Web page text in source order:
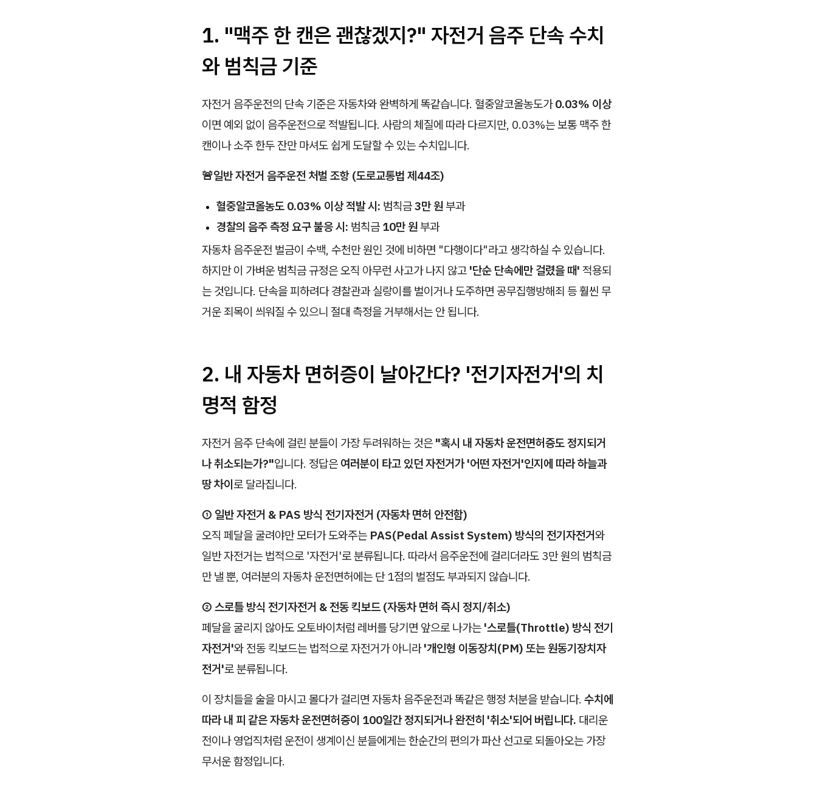
1. "맥주 한 캔은 괜찮겠지?" 자전거 음주 단속 수치
와 범칙금 기준
자전거 음주운전의 단속 기준은 자동차와 완벽하게 똑같습니다. 혈중알코올농도가0.03% 이상
이면 예외 없이 음주운전으로 적발됩니다. 사람의 체질에 따라 다르지만, 0.03%는 보통 맥주 한
캔이나 소주 한두 잔만 마셔도 쉽게 도달할 수 있는 수치입니다.
🚨일반 자전거 음주운전 처벌 조항 (도로교통법 제44조)
혈중알코올농도 0.03% 이상 적발 시: 범칙금3만 원부과
경찰의 음주 측정 요구 불응 시: 범칙금 10만 원부과
자동차 음주운전 벌금이 수백, 수천만 원인 것에 비하면 "다행이다"라고 생각하실 수 있습니다.
하지만 이 가벼운 범칙금 규정은 오직 아무런 사고가 나지 않고 '단순 단속에만 걸렸을 때' 적용되
는 것입니다. 단속을 피하려다 경찰관과 실랑이를 벌이거나 도주하면 공무집행방해죄 등 훨씬 무
거운 죄목이 씌워질 수 있으니 절대 측정을 거부해서는 안 됩니다.
2. 내 자동차 면허증이 날아간다? '전기자전거'의 치
명적 함정
자전거 음주 단속에 걸린 분들이 가장 두려워하는 것은 "혹시 내 자동차 운전면허증도 정지되거
나 취소되는가?"입니다. 정답은 여러분이 타고 있던 자전거가 '어떤 자전거'인지에 따라 하늘과
땅 차이로 달라집니다.
① 일반 자전거 & PAS 방식 전기자전거 (자동차 면허 안전함)
오직 페달을 굴려야만 모터가 도와주는 PAS(Pedal Assist System) 방식의 전기자전거와
일반 자전거는 법적으로 '자전거'로 분류됩니다. 따라서 음주운전에 걸리더라도 3만 원의 범칙금
만 낼 뿐, 여러분의 자동차 운전면허에는 단 1점의 벌점도 부과되지 않습니다.
② 스로틀 방식 전기자전거 & 전동 킥보드 (자동차 면허 즉시 정지/취소)
페달을 굴리지 않아도 오토바이처럼 레버를 당기면 앞으로 나가는 '스로틀(Throttle) 방식 전기
자전거'와 전동 킥보드는 법적으로 자전거가 아니라'개인형 이동장치(PM) 또는 원동기장치자
전거'로 분류됩니다.
이 장치들을 술을 마시고 몰다가 걸리면 자동차 음주운전과 똑같은 행정 처분을 받습니다. 수치에
따라 내 피 같은 자동차 운전면허증이 100일간 정지되거나 완전히 '취소'되어 버립니다. 대리운
전이나 영업직처럼 운전이 생계이신 분들에게는 한순간의 편의가 파산 선고로 되돌아오는 가장
무서운 함정입니다.